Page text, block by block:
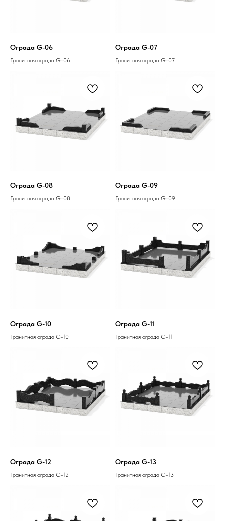
Ограда G-06
Гранитная ограда G-06
Ограда G-07
Гранитная ограда G-07
Ограда G-08
Гранитная ограда G-08
Ограда G-09
Гранитная ограда G-09
Ограда G-10
Гранитная ограда G-10
Ограда G-11
Гранитная ограда G-11
Ограда G-12
Гранитная ограда G-12
Ограда G-13
Гранитная ограда G-13